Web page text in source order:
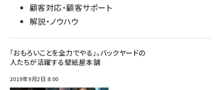
顧客対応・顧客サポート
解説・ノウハウ
「おもろいことを全力でやる」。バックヤードの
人たちが活躍する壁紙屋本舗
2019年9月2日 8:00